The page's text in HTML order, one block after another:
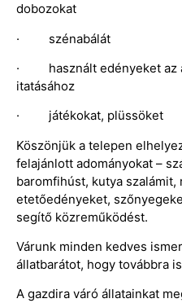
dobozokat
· szénabálát
· használt edényeket az
itatásához
· játékokat, plüssöket
Köszönjük a telepen
felajánlott adományokat –
baromfihúst, kutya szalámit,
etetőedényeket,
segítő közreműködést.
Várunk minden kedves
állatbarátot, hogy továbbra
A gazdira váró állatainkat